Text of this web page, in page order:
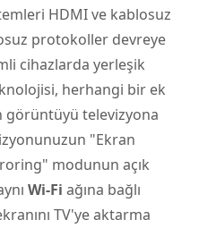
HDMI ve kablosuz
protokoller devreye
cihazlarda yerleşik
herhangi bir ek
görüntüyü televizyona
"Ekran
modunun açık
Wi-Fi ağına bağlı
TV'ye aktarma